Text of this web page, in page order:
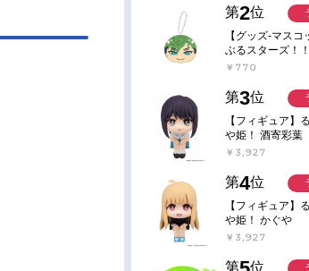
第2位
【グッズ-マス
ぶるスターズ！
にぎにぎマスコ
￥770
第3位
【フィギュア】
や姫！ 酒寄彩葉
￥3,927
第4位
【フィギュア】
や姫！ かぐや
￥3,927
第 位